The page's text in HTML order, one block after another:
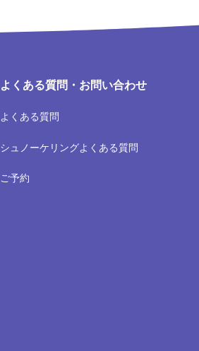
よくある質問・お問い合わせ
よくある質問
シュノーケリングよくある質問
ご予約